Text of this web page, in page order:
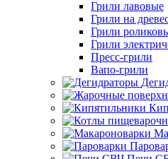
Грили лавовые
Грили на
Грили
Грили
Пресс-грили
Вапо-грили